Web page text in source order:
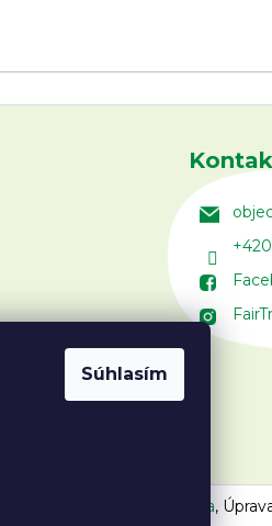
Súhlasím
Vojtěch Lunga,